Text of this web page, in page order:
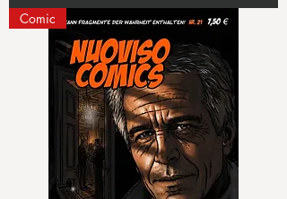
Comic